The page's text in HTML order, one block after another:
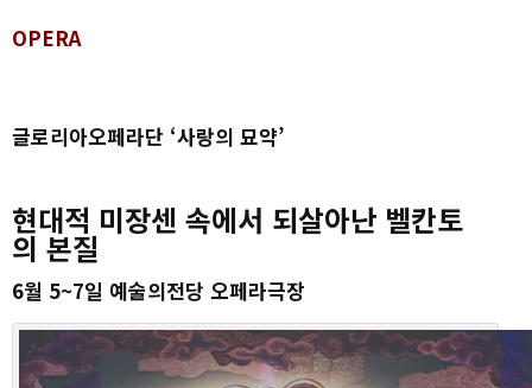
OPERA
글로리아오페라단 ‘사랑의 묘약’
현대적 미장센 속에서 되살아난 벨칸토
의 본질
6월 5~7일 예술의전당 오페라극장